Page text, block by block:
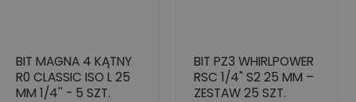
BIT MAGNA 4 KĄTNY
R0 CLASSIC ISO L 25
MM 1/4'' - 5 SZT.
BIT PZ3 WHIRLPOWER
RSC 1/4" S2 25 MM –
ZESTAW 25 SZT.